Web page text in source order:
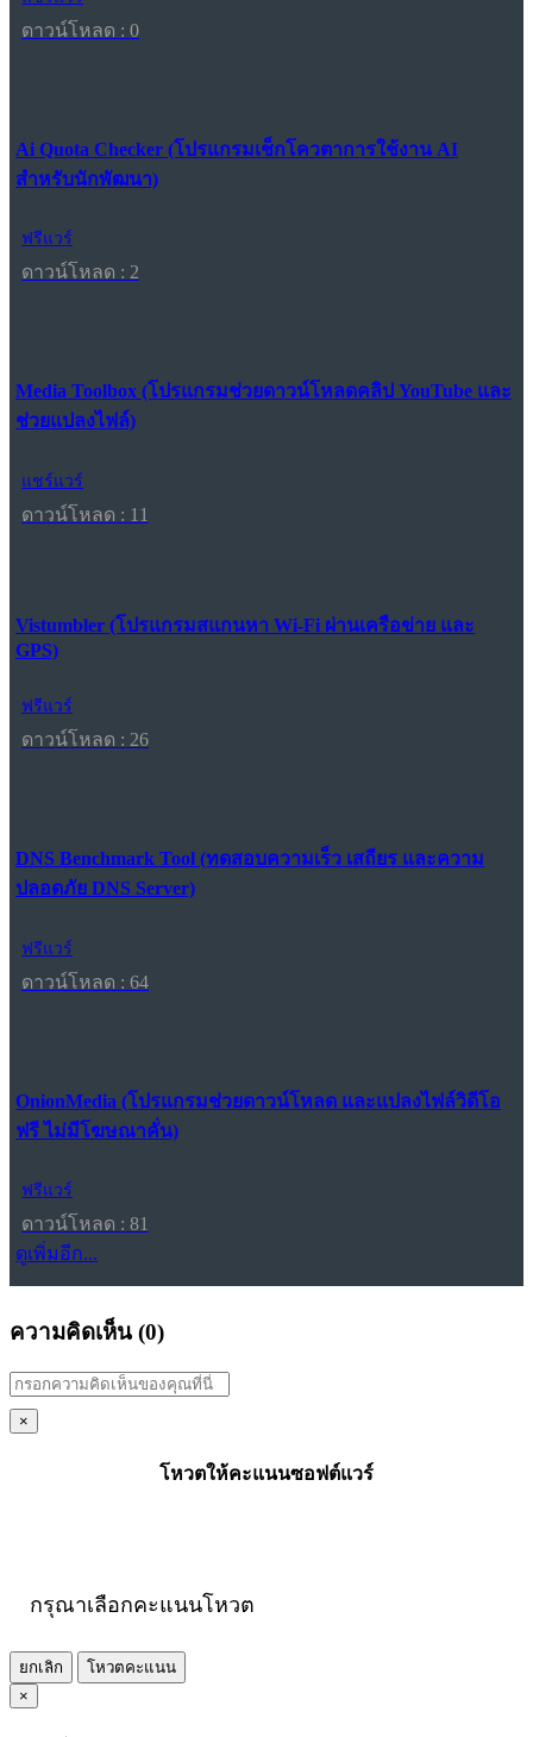
ดาวน์โหลด : 0
Ai Quota Checker (โปรแกรมเช็กโควตาการใช้งาน AI
สำหรับนักพัฒนา)
ฟรีแวร์
ดาวน์โหลด : 2
Media Toolbox (โปรแกรมช่วยดาวน์โหลดคลิป YouTube และ
ช่วยแปลงไฟล์)
แชร์แวร์
ดาวน์โหลด : 11
Vistumbler (โปรแกรมสแกนหา Wi-Fi ผ่านเครือข่าย และ
GPS)
ฟรีแวร์
ดาวน์โหลด : 26
DNS Benchmark Tool (ทดสอบความเร็ว เสถียร และความ
ปลอดภัย DNS Server)
ฟรีแวร์
ดาวน์โหลด : 64
OnionMedia (โปรแกรมช่วยดาวน์โหลด และแปลงไฟล์วิดีโอ
ฟรี ไม่มีโฆษณาคั่น)
ฟรีแวร์
ดาวน์โหลด : 81
ดูเพิ่มอีก...
ความคิดเห็น (0)
×
โหวตให้คะแนนซอฟต์แวร์
กรุณาเลือกคะแนนโหวต
ยกเลิก
โหวตคะแนน
×